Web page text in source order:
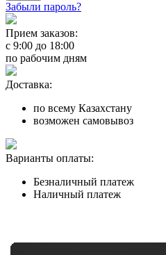
Забыли пароль?
Прием заказов:
с 9:00 до 18:00
по рабочим дням
Доставка:
по всему Казахстану
возможен самовывоз
Варианты оплаты:
Безналичный платеж
Наличный платеж